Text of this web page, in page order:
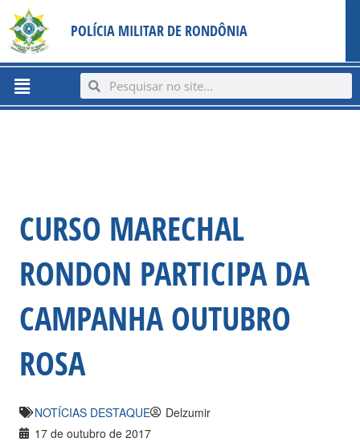
content
para
conteúdo
POLÍCIA MILITAR DE RONDÔNIA
Menu SearchSearch
CURSO MARECHAL
RONDON PARTICIPA DA
CAMPANHA OUTUBRO
ROSA
NOTÍCIAS DESTAQUE
Delzumir
17 de outubro de 2017